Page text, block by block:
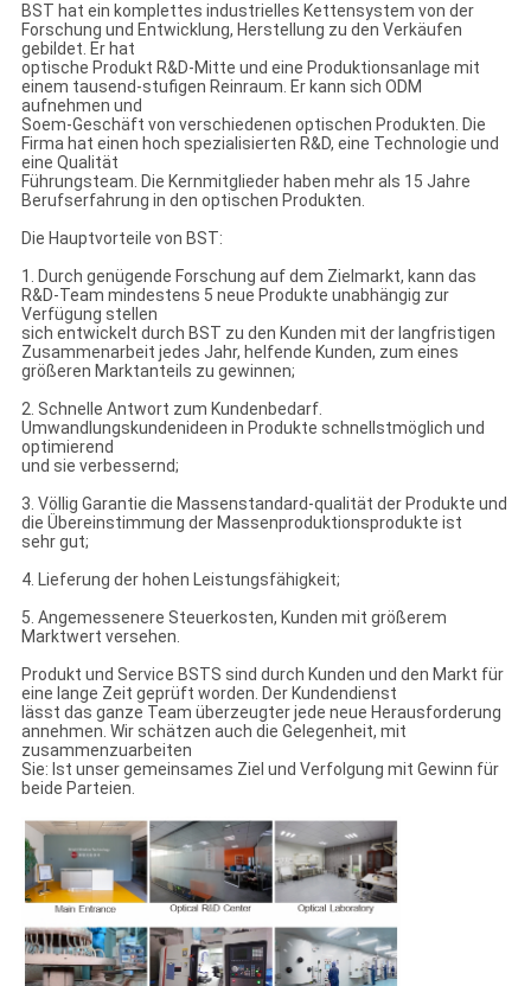
BST hat ein komplettes industrielles Kettensystem von der
Forschung und Entwicklung, Herstellung zu den Verkäufen
gebildet. Er hat
optische Produkt R&D-Mitte und eine Produktionsanlage mit
einem tausend-stufigen Reinraum. Er kann sich ODM
aufnehmen und
Soem-Geschäft von verschiedenen optischen Produkten. Die
Firma hat einen hoch spezialisierten R&D, eine Technologie und
eine Qualität
Führungsteam. Die Kernmitglieder haben mehr als 15 Jahre
Berufserfahrung in den optischen Produkten.
Die Hauptvorteile von BST:
1. Durch genügende Forschung auf dem Zielmarkt, kann das
R&D-Team mindestens 5 neue Produkte unabhängig zur
Verfügung stellen
sich entwickelt durch BST zu den Kunden mit der langfristigen
Zusammenarbeit jedes Jahr, helfende Kunden, zum eines
größeren Marktanteils zu gewinnen;
2. Schnelle Antwort zum Kundenbedarf.
Umwandlungskundenideen in Produkte schnellstmöglich und
optimierend
und sie verbessernd;
3. Völlig Garantie die Massenstandard-qualität der Produkte und
die Übereinstimmung der Massenproduktionsprodukte ist
sehr gut;
4. Lieferung der hohen Leistungsfähigkeit;
5. Angemessenere Steuerkosten, Kunden mit größerem
Marktwert versehen.
Produkt und Service BSTS sind durch Kunden und den Markt für
eine lange Zeit geprüft worden. Der Kundendienst
lässt das ganze Team überzeugter jede neue Herausforderung
annehmen. Wir schätzen auch die Gelegenheit, mit
zusammenzuarbeiten
Sie: Ist unser gemeinsames Ziel und Verfolgung mit Gewinn für
beide Parteien.